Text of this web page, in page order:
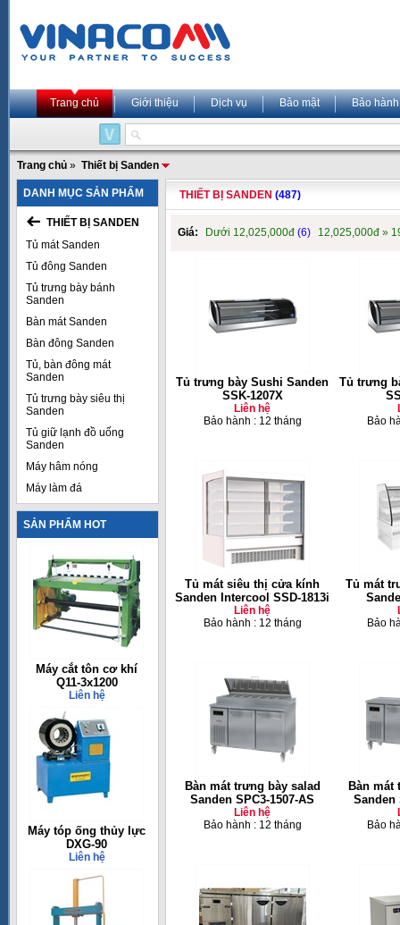
Trang chủ Giới thiệu Dịch vụ Bảo mật Bảo hành
Trang chủ » Thiết bị Sanden
DANH MỤC SẢN PHẨM
THIẾT BỊ SANDEN
Tủ mát Sanden
Tủ đông Sanden
Tủ trưng bày bánh
Sanden
Bàn mát Sanden
Bàn đông Sanden
Tủ, bàn đông mát
Sanden
Tủ trưng bày siêu thị
Sanden
Tủ giữ lạnh đồ uống
Sanden
Máy hâm nóng
Máy làm đá
SẢN PHẨM HOT
Máy cắt tôn cơ khí
Q11-3x1200
Liên hệ
Máy tóp ống thủy lực
DXG-90
Liên hệ
THIẾT BỊ SANDEN (487)
Giá: Dưới 12,025,000đ (6) 12,025,000đ »
Tủ trưng bày Sushi Sanden
SSK-1207X
Liên hệ
Bảo hành : 12 tháng
Tủ trưng
Bảo
Tủ mát siêu thị cửa kính
Sanden Intercool SSD-1813i
Liên hệ
Bảo hành : 12 tháng
Tủ mát
Bảo
Bàn mát trưng bày salad
Sanden SPC3-1507-AS
Liên hệ
Bảo hành : 12 tháng
Bàn mát
Sanden
Bảo